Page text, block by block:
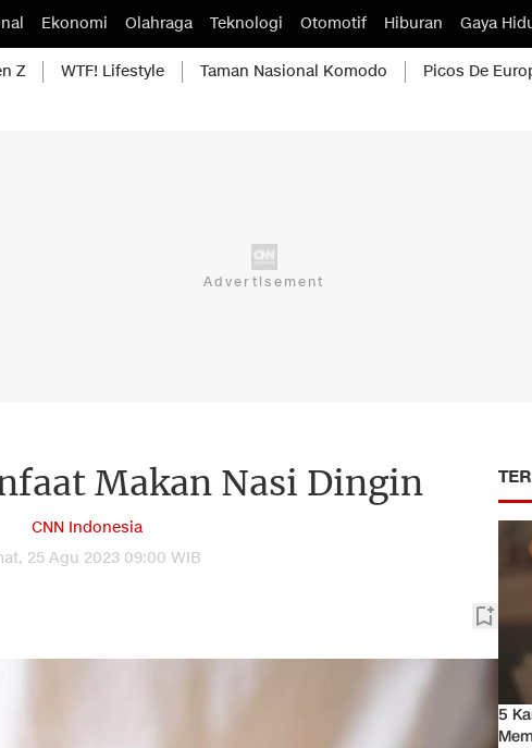
Ekonomi Olahraga Teknologi Otomotif Hiburan Gaya
Z WTF! Lifestyle Taman Nasional Komodo Picos De
Makan Nasi Dingin
CNN Indonesia
25 Agu 2023 09:00 WIB
5